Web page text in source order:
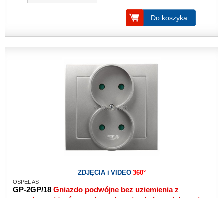
Do koszyka
ZDJĘCIA i VIDEO 360°
OSPEL AS
GP-2GP/18 Gniazdo podwójne bez uziemienia z